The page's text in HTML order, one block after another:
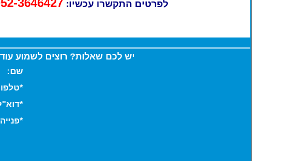
לפרטים התקשרו עכשיו: 3646427
יש לכם שאלות? רוצים לשמוע